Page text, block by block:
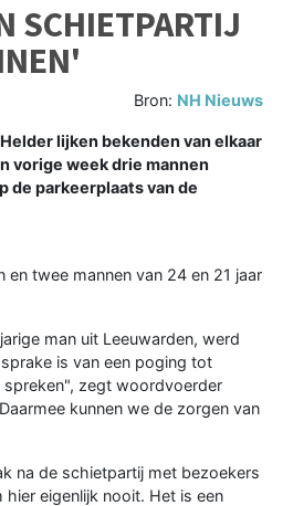
SCHIETPARTIJ
Bron: NH Nieuws
lijken bekenden van elkaar
vorige week drie mannen
de parkeerplaats van de
twee mannen van 24 en 21 jaar
man uit Leeuwarden, werd
is van een poging tot
spreken", zegt woordvoerder
kunnen we de zorgen van
na de schietpartij met bezoekers
eigenlijk nooit. Het is een